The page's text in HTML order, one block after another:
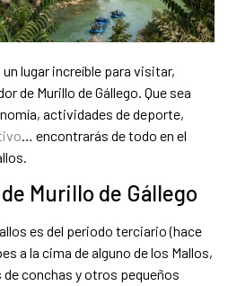
un lugar increíble para visitar,
de Murillo de Gállego. Que sea
actividades de deporte,
… encontrarás de todo en el
Murillo de Gállego
es del periodo terciario (hace
a la cima de alguno de los Mallos,
conchas y otros pequeños